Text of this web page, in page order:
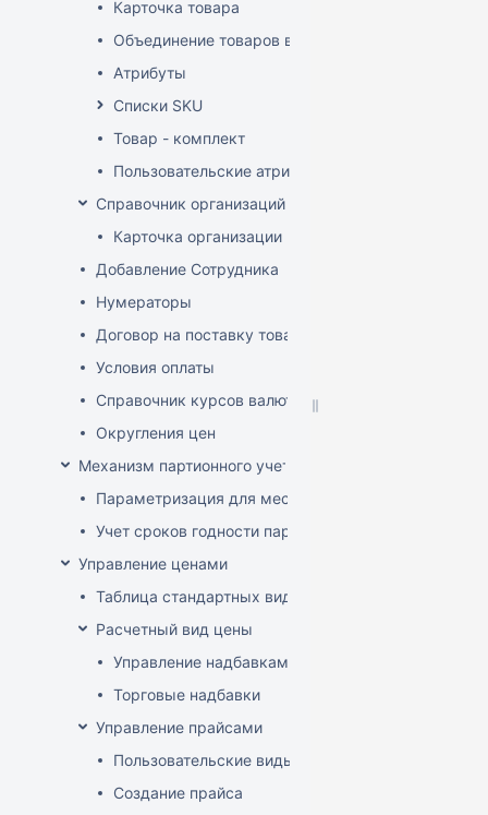
Карточка товара
Объединение товаров в один (Слияние товаров)
Атрибуты
Списки SKU
Товар - комплект
Пользовательские атрибуты
Справочник организаций
Карточка организации
Добавление Сотрудника
Нумераторы
Договор на поставку товаров (форма)
Условия оплаты
Справочник курсов валют
Округления цен
Механизм партионного учета
Параметризация для места хранения механизма
Учет сроков годности партий
Управление ценами
Таблица стандартных видов цен
Расчетный вид цены
Управление надбавками
Торговые надбавки
Управление прайсами
Пользовательские виды цен
Создание прайса